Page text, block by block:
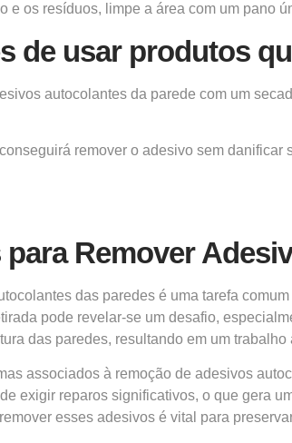
e os resíduos, limpe a área com um pano
de usar produtos
autocolantes da parede com um
remover o adesivo sem danificar
para Remover
das paredes é uma tarefa
pode revelar-se um desafio,
das paredes, resultando em um
associados à remoção de adesivos
exigir reparos significativos, o que gera
esses adesivos é vital para